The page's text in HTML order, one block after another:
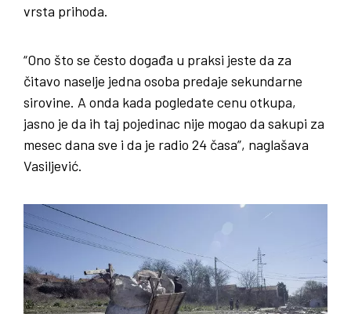
vrsta prihoda.
“Ono što se često događa u praksi jeste da za
čitavo naselje jedna osoba predaje sekundarne
sirovine. A onda kada pogledate cenu otkupa,
jasno je da ih taj pojedinac nije mogao da sakupi za
mesec dana sve i da je radio 24 časa”, naglašava
Vasiljević.